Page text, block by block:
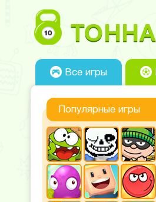
Все игры
Популярные игры